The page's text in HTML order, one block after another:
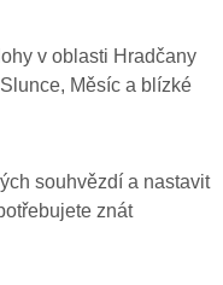
v oblasti Hradčany
Měsíc a blízké
souhvězdí a nastavit
znát